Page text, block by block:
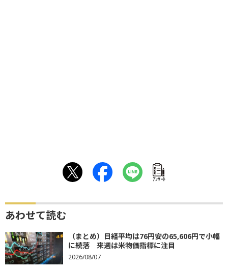
ｱﾝｹｰﾄ
あわせて読む
（まとめ）日経平均は76円安の65,606円で小幅
に続落 来週は米物価指標に注目
2026/08/07